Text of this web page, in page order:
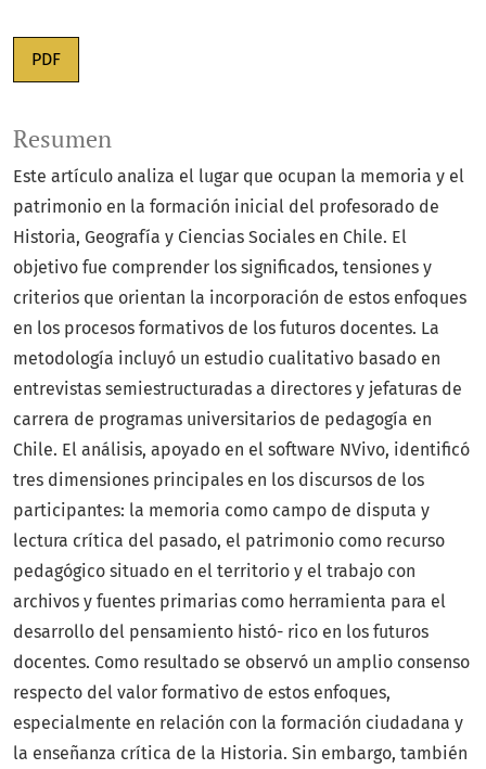
PDF
Resumen
Este artículo analiza el lugar que ocupan la memoria y el
patrimonio en la formación inicial del profesorado de
Historia, Geografía y Ciencias Sociales en Chile. El
objetivo fue comprender los significados, tensiones y
criterios que orientan la incorporación de estos enfoques
en los procesos formativos de los futuros docentes. La
metodología incluyó un estudio cualitativo basado en
entrevistas semiestructuradas a directores y jefaturas de
carrera de programas universitarios de pedagogía en
Chile. El análisis, apoyado en el software NVivo, identificó
tres dimensiones principales en los discursos de los
participantes: la memoria como campo de disputa y
lectura crítica del pasado, el patrimonio como recurso
pedagógico situado en el territorio y el trabajo con
archivos y fuentes primarias como herramienta para el
desarrollo del pensamiento histó- rico en los futuros
docentes. Como resultado se observó un amplio consenso
respecto del valor formativo de estos enfoques,
especialmente en relación con la formación ciudadana y
la enseñanza crítica de la Historia. Sin embargo, también